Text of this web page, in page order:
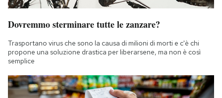
Dovremmo sterminare tutte le zanzare?
Trasportano virus che sono la causa di milioni di morti e c'è chi
propone una soluzione drastica per liberarsene, ma non è così
semplice